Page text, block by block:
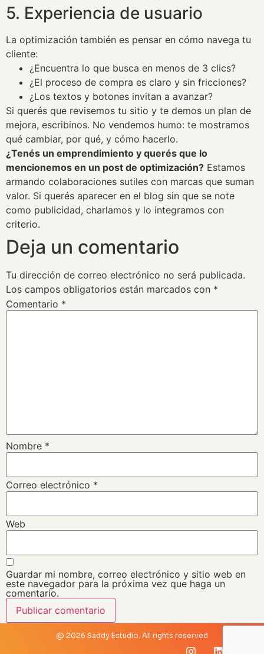
5. Experiencia de usuario
La optimización también es pensar en cómo navega tu
cliente:
¿Encuentra lo que busca en menos de 3 clics?
¿El proceso de compra es claro y sin fricciones?
¿Los textos y botones invitan a avanzar?
Si querés que revisemos tu sitio y te demos un plan de
mejora, escribinos. No vendemos humo: te mostramos
qué cambiar, por qué, y cómo hacerlo.
¿Tenés un emprendimiento y querés que lo
mencionemos en un post de optimización? Estamos
armando colaboraciones sutiles con marcas que suman
valor. Si querés aparecer en el blog sin que se note
como publicidad, charlamos y lo integramos con
criterio.
Deja un comentario
Tu dirección de correo electrónico no será publicada.
Los campos obligatorios están marcados con *
Comentario *
Nombre *
Correo electrónico *
Web
Guardar mi nombre, correo electrónico y sitio web en
este navegador para la próxima vez que haga un
comentario.
@ 2026 Saddy Estudio. All rights reserved